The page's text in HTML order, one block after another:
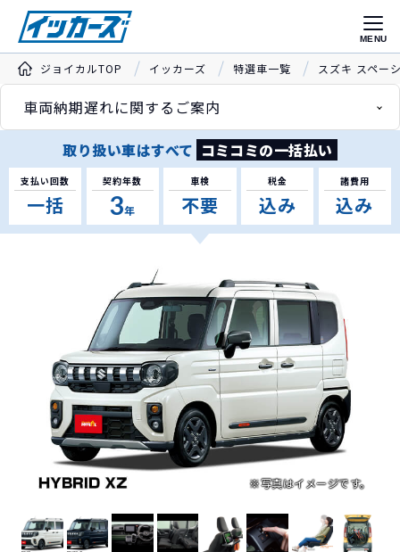
MENU
ジョイカルTOP イッカーズ 特選車一覧 スズキ スペー
車両納期遅れに関するご案内
取り扱い車はすべて コミコミの一括払い
支払い回数
一括
契約年数
3年
車検
不要
税金
込み
諸費用
込み